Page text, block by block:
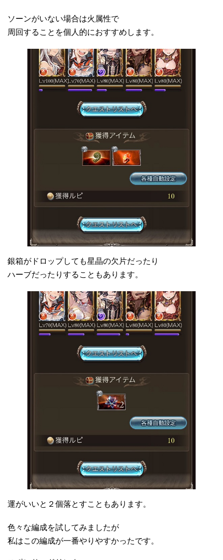
ソーンがいない場合は火属性で
周回することを個人的におすすめします。
銀箱がドロップしても星晶の欠片だったり
ハーブだったりすることもあります。
運がいいと２個落とすこともあります。
色々な編成を試してみましたが
私はこの編成が一番やりやすかったです。